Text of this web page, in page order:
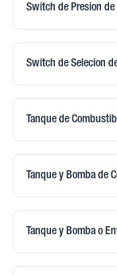
Switch de Presion
Switch de Selecion
Tanque de
Tanque y Bomba de
Tanque y Bomba o